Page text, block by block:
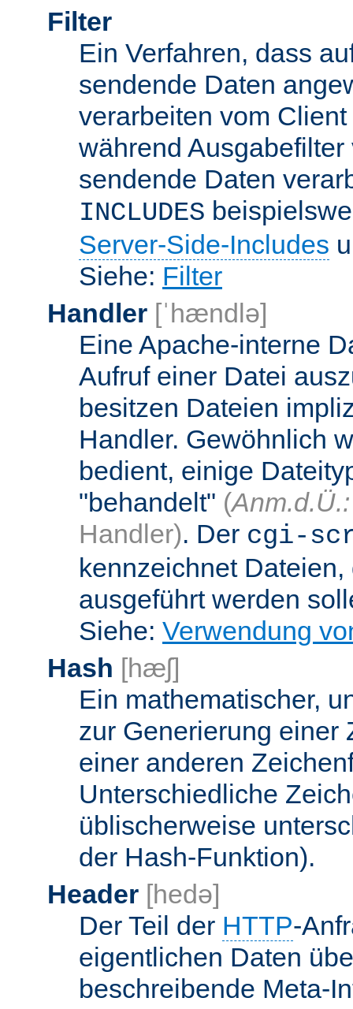
Filter
Ein Verfahren, dass
sendende Daten
verarbeiten vom
während
sendende Daten
INCLUDES
Server-Side-Includes
Siehe: Filter
Handler [ˈhændlə]
Eine Apache-interne
Aufruf einer Datei
besitzen Dateien
Handler. Gewöhnlich
bedient, einige
"behandelt" (Anm.d.Ü.:
Handler). Der cgi-
kennzeichnet
ausgeführt werden
Siehe: Verwendung
Hash [hæʃ]
Ein mathematischer,
zur Generierung einer
einer anderen
Unterschiedliche
üblischerweise
der Hash-Funktion).
Header [hedə]
Der Teil der HTTP-
eigentlichen Daten
beschreibende Meta-